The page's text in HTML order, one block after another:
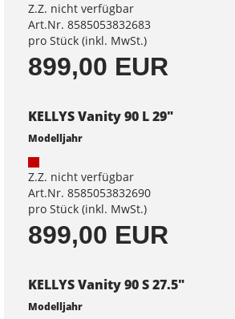
Z.Z. nicht verfügbar
Art.Nr. 8585053832683
pro Stück (inkl. MwSt.)
899,00 EUR
KELLYS Vanity 90 L 29"
Modelljahr
Z.Z. nicht verfügbar
Art.Nr. 8585053832690
pro Stück (inkl. MwSt.)
899,00 EUR
KELLYS Vanity 90 S 27.5"
Modelljahr